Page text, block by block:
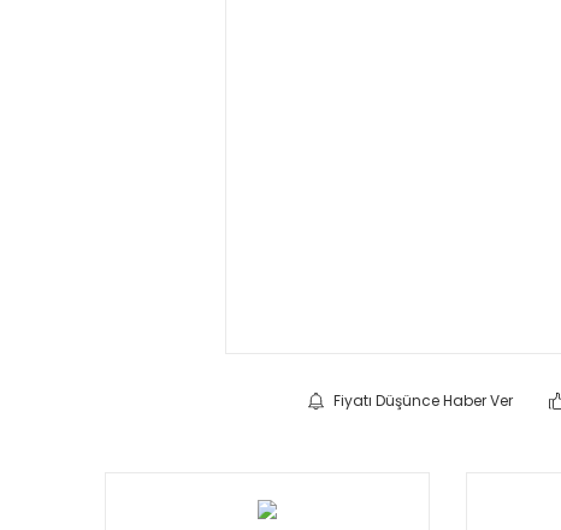
Fiyatı Düşünce Haber Ver